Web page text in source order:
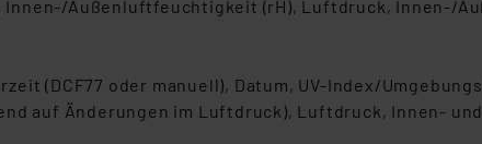
Außenluftfeuchtigkeit (rH), Luftdruck, Innen-/
(DCF77 oder manuell), Datum, UV-Index/
auf Änderungen im Luftdruck), Luftdruck, Innen-